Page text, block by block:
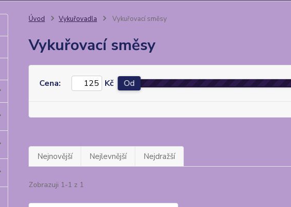
Úvod Vykuřovadla Vykuřovací směsy
Vykuřovací směsy
Cena: Kč Od
Nejnovější Nejlevnější Nejdražší
Zobrazuji 1-1 z 1